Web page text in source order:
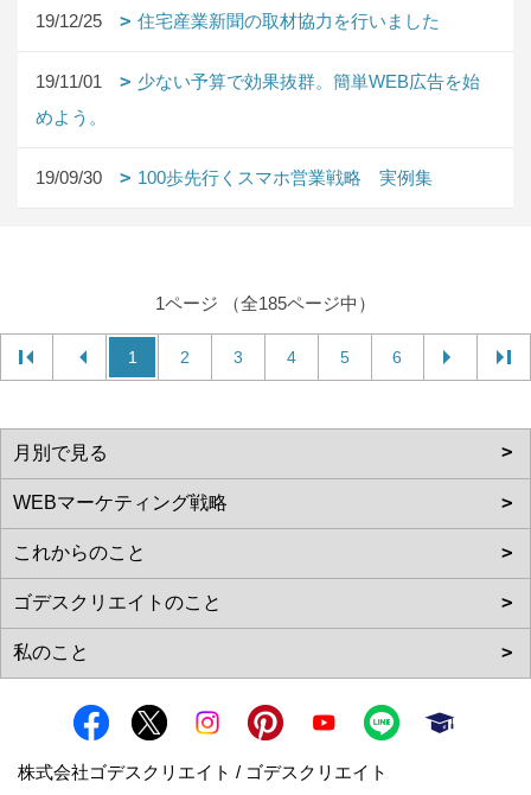
19/12/25 住宅産業新聞の取材協力を行いました
19/11/01
少ない予算で効果抜群。簡単WEB広告を始
めよう。
19/09/30 100歩先行くスマホ営業戦略 実例集
1ページ （全185ページ中）
1 2 3 4 5 6
株式会社ゴデスクリエイト / ゴデスクリエイト